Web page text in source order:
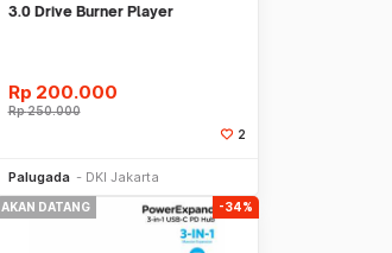
3.0 Drive Burner Player
Rp 200.000
Rp250.000
2
Palugada DKI Jakarta
AKAN DATANG -34%